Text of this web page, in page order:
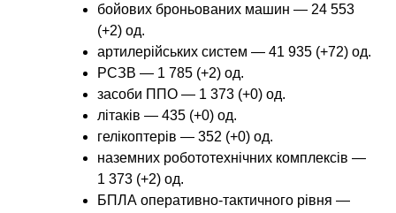
бойових броньованих машин — 24 553
(+2) од.
артилерійських систем — 41 935 (+72) од.
РСЗВ — 1 785 (+2) од.
засоби ППО — 1 373 (+0) од.
літаків — 435 (+0) од.
гелікоптерів — 352 (+0) од.
наземних робототехнічних комплексів —
1 373 (+2) од.
БПЛА оперативно-тактичного рівня —